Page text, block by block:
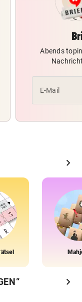
Abends
E-Mail
chevron_right
chevron_right